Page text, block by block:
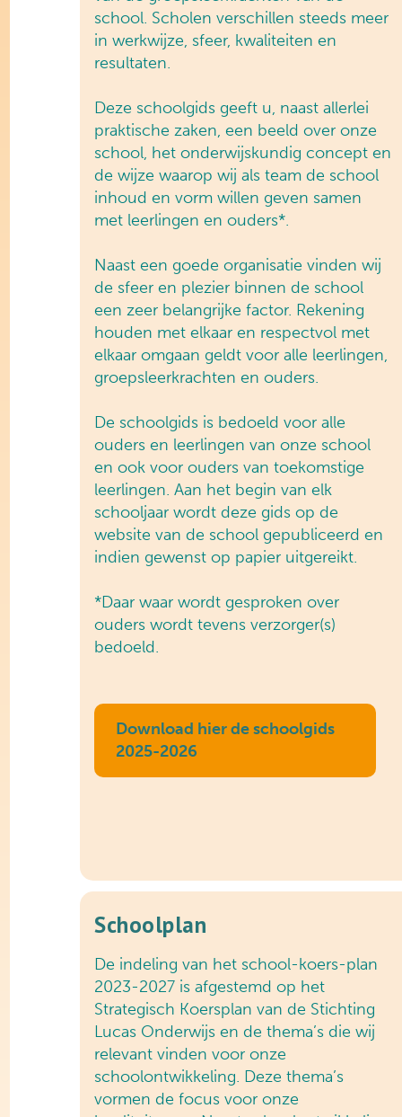
school. Scholen verschillen steeds meer
in werkwijze, sfeer, kwaliteiten en
resultaten.
Deze schoolgids geeft u, naast allerlei
praktische zaken, een beeld over onze
school, het onderwijskundig concept en
de wijze waarop wij als team de school
inhoud en vorm willen geven samen
met leerlingen en ouders*.
Naast een goede organisatie vinden wij
de sfeer en plezier binnen de school
een zeer belangrijke factor. Rekening
houden met elkaar en respectvol met
elkaar omgaan geldt voor alle leerlingen,
groepsleerkrachten en ouders.
De schoolgids is bedoeld voor alle
ouders en leerlingen van onze school
en ook voor ouders van toekomstige
leerlingen. Aan het begin van elk
schooljaar wordt deze gids op de
website van de school gepubliceerd en
indien gewenst op papier uitgereikt.
*Daar waar wordt gesproken over
ouders wordt tevens verzorger(s)
bedoeld.
Download hier de schoolgids
2025-2026
Schoolplan
De indeling van het school-koers-plan
2023-2027 is afgestemd op het
Strategisch Koersplan van de Stichting
Lucas Onderwijs en de thema’s die wij
relevant vinden voor onze
schoolontwikkeling. Deze thema’s
vormen de focus voor onze